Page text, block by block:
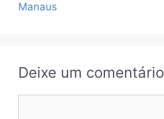
Manaus
Deixe um comentário